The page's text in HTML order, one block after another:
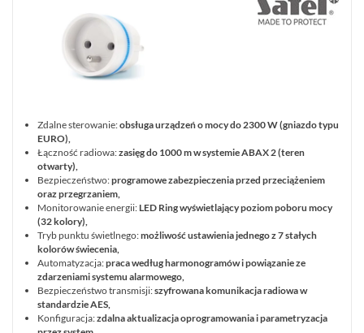
AKCESORIA
ZESTAWY
WYPRZEDAŻ
(29)
NOWOŚCI
(87)
PROMOCJE
(74)
LOGOWANIE
REJESTRACJA
Zdalne sterowanie:obsługa urządzeń o mocy do 2300 W (gniazdo typu
EURO),
Łączność radiowa:zasięg do 1000 m w systemie ABAX 2 (teren
otwarty),
Bezpieczeństwo:programowe zabezpieczenia przed przeciążeniem
oraz przegrzaniem,
Monitorowanie energii:LED Ring wyświetlający poziom poboru mocy
(32 kolory),
Tryb punktu świetlnego:możliwość ustawienia jednego z 7 stałych
kolorów świecenia,
Automatyzacja:praca według harmonogramów i powiązanie ze
zdarzeniami systemu alarmowego,
Bezpieczeństwo transmisji:szyfrowana komunikacja radiowa w
standardzie AES,
Konfiguracja:zdalna aktualizacja oprogramowania i parametryzacja